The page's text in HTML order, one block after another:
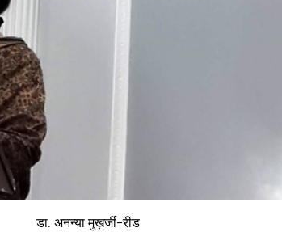
डा. अनन्या मुख़र्जी-रीड